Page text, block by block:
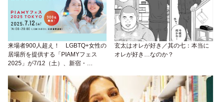
来場者900人超え！ LGBTQ+女性の
居場所を提供する「PIAMYフェス
2025」が7/12（土）、新宿・
玄太はオレが好き／其の七：本当に
オレが好き…なのか？